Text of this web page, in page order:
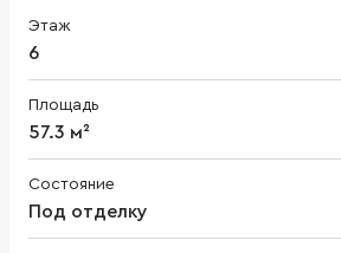
Этаж
6
Площадь
57.3 м²
Состояние
Под отделку